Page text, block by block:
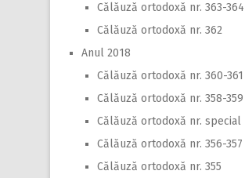
Călăuză ortodoxă nr. 363-364
Călăuză ortodoxă nr. 362
Anul 2018
Călăuză ortodoxă nr. 360-361
Călăuză ortodoxă nr. 358-359
Călăuză ortodoxă nr. special
Călăuză ortodoxă nr. 356-357
Călăuză ortodoxă nr. 355